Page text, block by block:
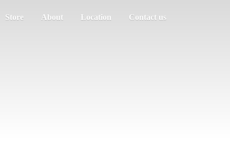
Store About Location Contact us